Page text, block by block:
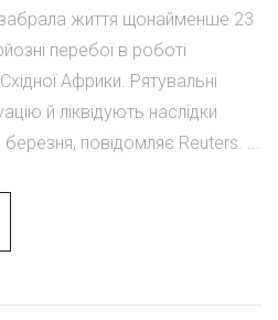
життя щонайменше 23
перебої в роботі
Африки. Рятувальні
й ліквідують наслідки
повідомляє Reuters. ...